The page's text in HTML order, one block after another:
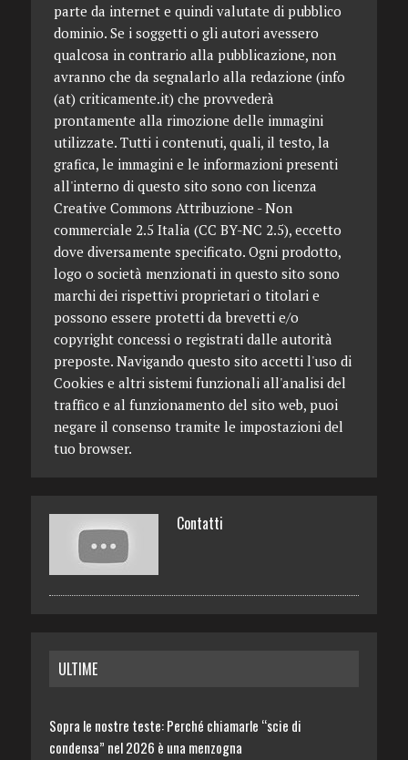
parte da internet e quindi valutate di pubblico
dominio. Se i soggetti o gli autori avessero
qualcosa in contrario alla pubblicazione, non
avranno che da segnalarlo alla redazione (info
(at) criticamente.it) che provvederà
prontamente alla rimozione delle immagini
utilizzate. Tutti i contenuti, quali, il testo, la
grafica, le immagini e le informazioni presenti
all'interno di questo sito sono con licenza
Creative Commons Attribuzione - Non
commerciale 2.5 Italia (CC BY-NC 2.5), eccetto
dove diversamente specificato. Ogni prodotto,
logo o società menzionati in questo sito sono
marchi dei rispettivi proprietari o titolari e
possono essere protetti da brevetti e/o
copyright concessi o registrati dalle autorità
preposte. Navigando questo sito accetti l'uso di
Cookies e altri sistemi funzionali all'analisi del
traffico e al funzionamento del sito web, puoi
negare il consenso tramite le impostazioni del
tuo browser.
Contatti
ULTIME
Sopra le nostre teste: Perché chiamarle “scie di
condensa” nel 2026 è una menzogna